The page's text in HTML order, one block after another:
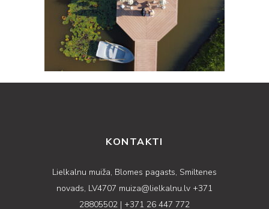
KONTAKTI
Lielkalnu muiža, Blomes pagasts, Smiltenes
novads, LV4707 muiza@lielkalnu.lv +371
28805502 | +371 26 447 772